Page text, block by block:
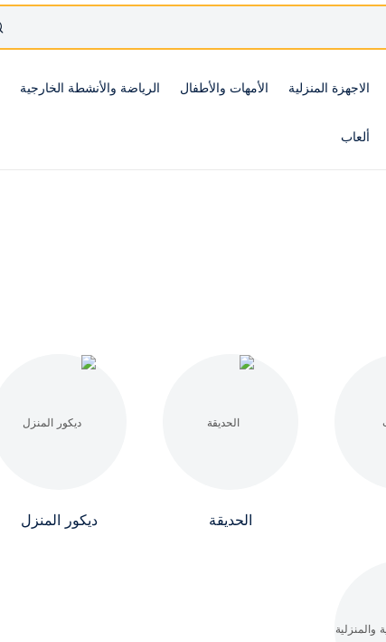
الاجهزة المنزلية الأمهات والأطفال الرياضة والأنشطة الخارجية
ألعاب
الحديقة ديكور المنزل